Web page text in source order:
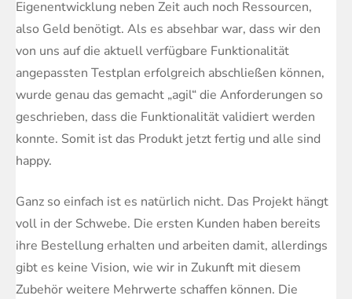
Eigenentwicklung neben Zeit auch noch Ressourcen,
also Geld benötigt. Als es absehbar war, dass wir den
von uns auf die aktuell verfügbare Funktionalität
angepassten Testplan erfolgreich abschließen können,
wurde genau das gemacht „agil“ die Anforderungen so
geschrieben, dass die Funktionalität validiert werden
konnte. Somit ist das Produkt jetzt fertig und alle sind
happy.
Ganz so einfach ist es natürlich nicht. Das Projekt hängt
voll in der Schwebe. Die ersten Kunden haben bereits
ihre Bestellung erhalten und arbeiten damit, allerdings
gibt es keine Vision, wie wir in Zukunft mit diesem
Zubehör weitere Mehrwerte schaffen können. Die